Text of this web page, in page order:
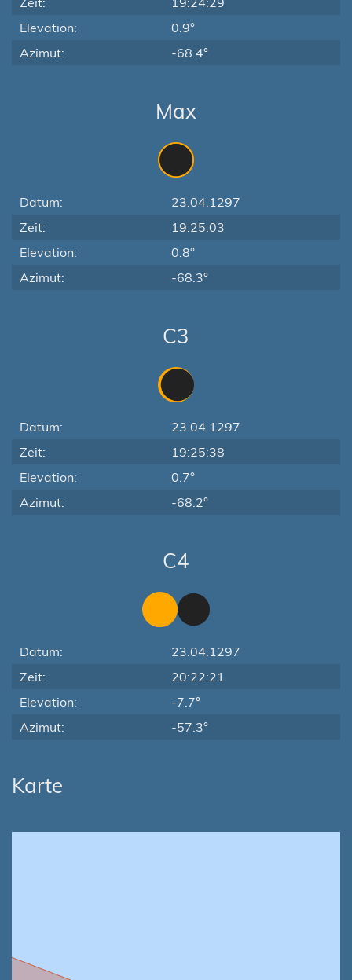
Elevation:
0.9°
Azimut:
-68.4°
Max
Datum:
23.04.1297
Zeit:
19:25:03
Elevation:
0.8°
Azimut:
-68.3°
C3
Datum:
23.04.1297
Zeit:
19:25:38
Elevation:
0.7°
Azimut:
-68.2°
C4
Datum:
23.04.1297
Zeit:
20:22:21
Elevation:
-7.7°
Azimut:
-57.3°
Karte